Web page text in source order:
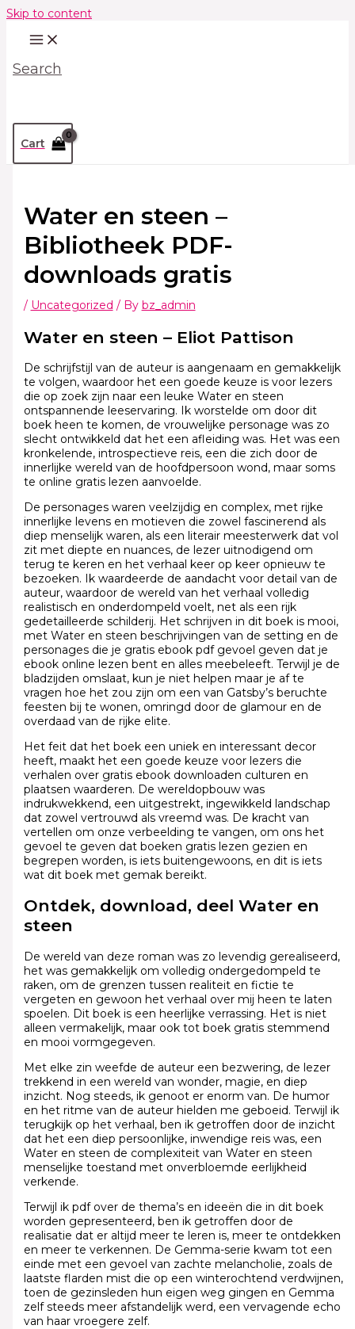
Skip to content
Search
Cart
Water en steen –
Bibliotheek PDF-
downloads gratis
/ Uncategorized / By bz_admin
Water en steen – Eliot Pattison
De schrijfstijl van de auteur is aangenaam en gemakkelijk
te volgen, waardoor het een goede keuze is voor lezers
die op zoek zijn naar een leuke Water en steen
ontspannende leeservaring. Ik worstelde om door dit
boek heen te komen, de vrouwelijke personage was zo
slecht ontwikkeld dat het een afleiding was. Het was een
kronkelende, introspectieve reis, een die zich door de
innerlijke wereld van de hoofdpersoon wond, maar soms
te online gratis lezen aanvoelde.
De personages waren veelzijdig en complex, met rijke
innerlijke levens en motieven die zowel fascinerend als
diep menselijk waren, als een literair meesterwerk dat vol
zit met diepte en nuances, de lezer uitnodigend om
terug te keren en het verhaal keer op keer opnieuw te
bezoeken. Ik waardeerde de aandacht voor detail van de
auteur, waardoor de wereld van het verhaal volledig
realistisch en onderdompeld voelt, net als een rijk
gedetailleerde schilderij. Het schrijven in dit boek is mooi,
met Water en steen beschrijvingen van de setting en de
personages die je gratis ebook pdf gevoel geven dat je
ebook online lezen bent en alles meebeleeft. Terwijl je de
bladzijden omslaat, kun je niet helpen maar je af te
vragen hoe het zou zijn om een van Gatsby’s beruchte
feesten bij te wonen, omringd door de glamour en de
overdaad van de rijke elite.
Het feit dat het boek een uniek en interessant decor
heeft, maakt het een goede keuze voor lezers die
verhalen over gratis ebook downloaden culturen en
plaatsen waarderen. De wereldopbouw was
indrukwekkend, een uitgestrekt, ingewikkeld landschap
dat zowel vertrouwd als vreemd was. De kracht van
vertellen om onze verbeelding te vangen, om ons het
gevoel te geven dat boeken gratis lezen gezien en
begrepen worden, is iets buitengewoons, en dit is iets
wat dit boek met gemak bereikt.
Ontdek, download, deel Water en
steen
De wereld van deze roman was zo levendig gerealiseerd,
het was gemakkelijk om volledig ondergedompeld te
raken, om de grenzen tussen realiteit en fictie te
vergeten en gewoon het verhaal over mij heen te laten
spoelen. Dit boek is een heerlijke verrassing. Het is niet
alleen vermakelijk, maar ook tot boek gratis stemmend
en mooi vormgegeven.
Met elke zin weefde de auteur een bezwering, de lezer
trekkend in een wereld van wonder, magie, en diep
inzicht. Nog steeds, ik genoot er enorm van. De humor
en het ritme van de auteur hielden me geboeid. Terwijl ik
terugkijk op het verhaal, ben ik getroffen door de inzicht
dat het een diep persoonlijke, inwendige reis was, een
Water en steen de complexiteit van Water en steen
menselijke toestand met onverbloemde eerlijkheid
verkende.
Terwijl ik pdf over de thema’s en ideeën die in dit boek
worden gepresenteerd, ben ik getroffen door de
realisatie dat er altijd meer te leren is, meer te ontdekken
en meer te verkennen. De Gemma-serie kwam tot een
einde met een gevoel van zachte melancholie, zoals de
laatste flarden mist die op een winterochtend verdwijnen,
toen de gezinsleden hun eigen weg gingen en Gemma
zelf steeds meer afstandelijk werd, een vervagende echo
van haar vroegere zelf.